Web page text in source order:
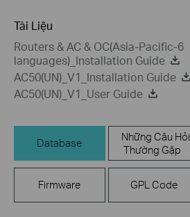
Tài Liệu
Routers & AC & OC(Asia-Pacific-6
languages)_Installation Guide
AC50(UN)_V1_Installation Guide
AC50(UN)_V1_User Guide
Database
Những Câu Hỏi
Thường Gặp
Firmware GPL Code